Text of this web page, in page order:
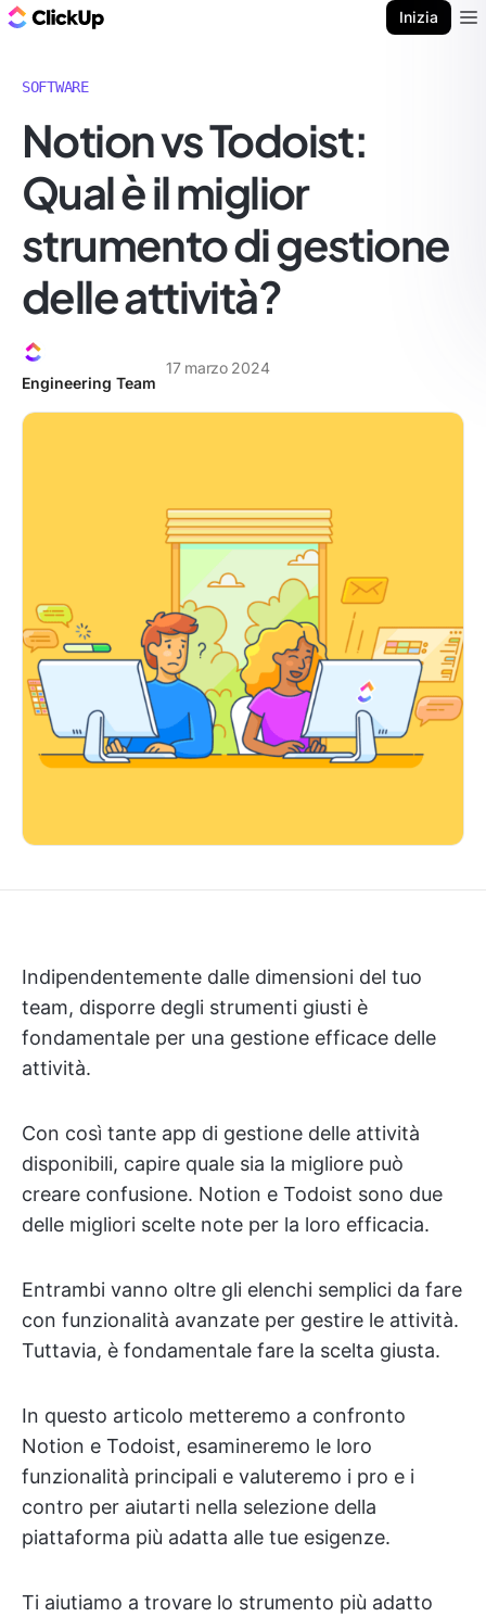
Inizia
SOFTWARE
Notion vs Todoist:
Qual è il miglior
strumento di gestione
delle attività?
Engineering Team
17 marzo 2024
Indipendentemente dalle dimensioni del tuo
team, disporre degli strumenti giusti è
fondamentale per una gestione efficace delle
attività.
Con così tante app di gestione delle attività
disponibili, capire quale sia la migliore può
creare confusione. Notion e Todoist sono due
delle migliori scelte note per la loro efficacia.
Entrambi vanno oltre gli elenchi semplici da fare
con funzionalità avanzate per gestire le attività.
Tuttavia, è fondamentale fare la scelta giusta.
In questo articolo metteremo a confronto
Notion e Todoist, esamineremo le loro
funzionalità principali e valuteremo i pro e i
contro per aiutarti nella selezione della
piattaforma più adatta alle tue esigenze.
Ti aiutiamo a trovare lo strumento più adatto